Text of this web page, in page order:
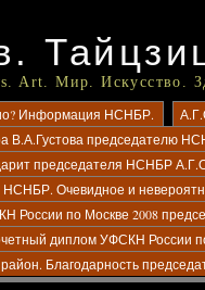
Art. Мир. Искусство.
Информация НСНБР.
В.А.Густова председателю
председателя НСНБР
НСНБР. Очевидное и
России по Москве 2008
диплом УФСКН России
Благодарность